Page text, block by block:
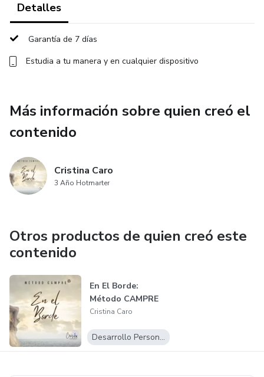
Detalles
Garantía de 7 días
Estudia a tu manera y en cualquier dispositivo
Más información sobre quien creó el
contenido
Cristina Caro
3 Año Hotmarter
Otros productos de quien creó este
contenido
En El Borde:
Método CAMPRE
Cristina Caro
Desarrollo Personal